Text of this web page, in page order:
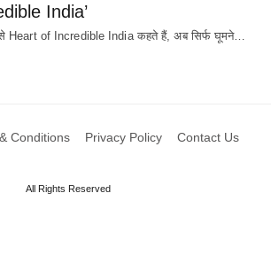
India’
Heart of Incredible India कहते हैं, अब सिर्फ घूमने…
Conditions Privacy Policy Contact Us
All Rights Reserved